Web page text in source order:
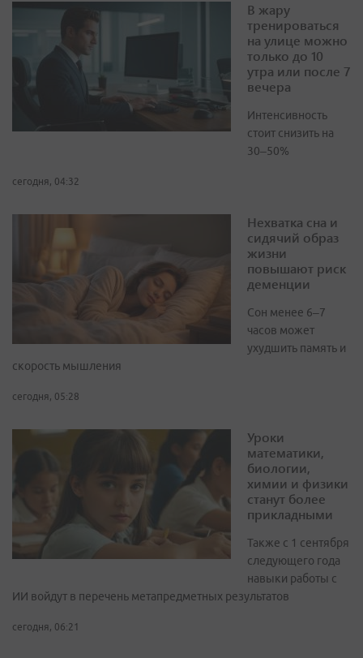
В жару
тренироваться
на улице можно
только до 10
утра или после 7
вечера
Интенсивность
стоит снизить на
30–50%
сегодня, 04:32
Нехватка сна и
сидячий образ
жизни
повышают риск
деменции
Сон менее 6–7
часов может
ухудшить память и
скорость мышления
сегодня, 05:28
Уроки
математики,
биологии,
химии и физики
станут более
прикладными
Также с 1 сентября
следующего года
навыки работы с
ИИ войдут в перечень метапредметных результатов
сегодня, 06:21